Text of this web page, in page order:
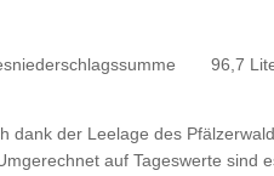
96,7
dank der Leelage des
auf Tageswerte sind